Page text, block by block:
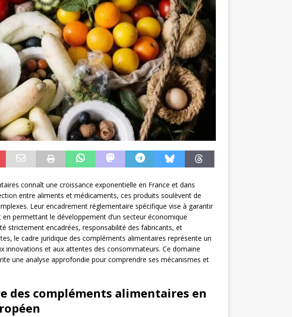
connaît une croissance exponentielle en France et dans
entre aliments et médicaments, ces produits soulèvent de
Leur encadrement réglementaire spécifique vise à garantir
permettant le développement d’un secteur économique
strictement encadrées, responsabilité des fabricants, et
le cadre juridique des compléments alimentaires représente un
innovations et aux attentes des consommateurs. Ce domaine
une analyse approfondie pour comprendre ses mécanismes et
des compléments alimentaires en